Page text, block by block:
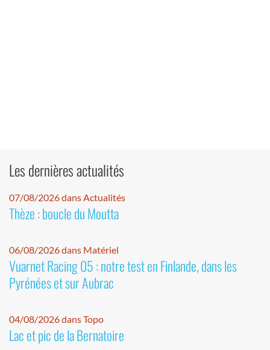
Les dernières actualités
07/08/2026 dans Actualités
Thèze : boucle du Moutta
06/08/2026 dans Matériel
Vuarnet Racing 05 : notre test en Finlande, dans les
Pyrénées et sur Aubrac
04/08/2026 dans Topo
Lac et pic de la Bernatoire